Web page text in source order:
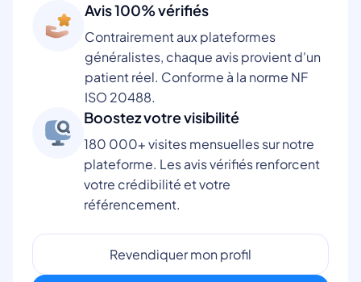
Avis 100% vérifiés
Contrairement aux plateformes
généralistes, chaque avis provient d'un
patient réel. Conforme à la norme NF
ISO 20488.
Boostez votre visibilité
180 000+ visites mensuelles sur notre
plateforme. Les avis vérifiés renforcent
votre crédibilité et votre
référencement.
Revendiquer mon profil